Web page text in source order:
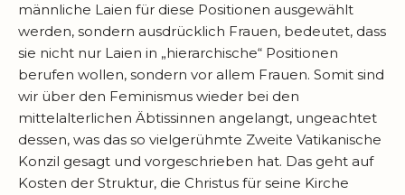
männliche Laien für diese Positionen ausgewählt
werden, sondern ausdrücklich Frauen, bedeutet, dass
sie nicht nur Laien in „hierarchische“ Positionen
berufen wollen, sondern vor allem Frauen. Somit sind
wir über den Feminismus wieder bei den
mittelalterlichen Äbtissinnen angelangt, ungeachtet
dessen, was das so vielgerühmte Zweite Vatikanische
Konzil gesagt und vorgeschrieben hat. Das geht auf
Kosten der Struktur, die Christus für seine Kirche